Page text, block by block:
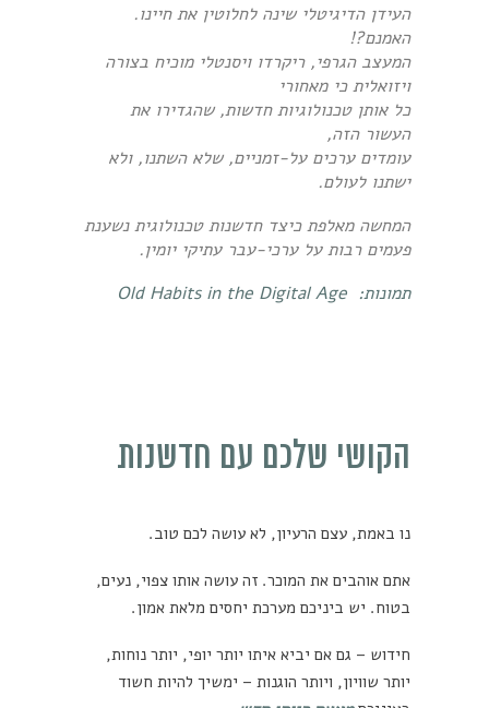
העידן הדיגיטלי שינה לחלוטין את חיינו.
האמנם?!
המעצב הגרפי, ריקרדו ויסנטלי מוכיח בצורה
ויזואלית כי מאחורי
כל אותן טכנולוגיות חדשות, שהגדירו את
העשור הזה,
עומדים ערכים על-זמניים, שלא השתנו, ולא
ישתנו לעולם.
המחשה מאלפת כיצד חדשנות טכנולוגית נשענת
פעמים רבות על ערכי-עבר עתיקי יומין.
תמונות:Old Habits in the Digital Age
הקושי שלכם עם חדשנות
נו באמת, עצם הרעיון, לא עושה לכם טוב.
אתם אוהבים את המוכר. זה עושה אותו צפוי, נעים,
בטוח. יש ביניכם מערכת יחסים מלאת אמון.
חידוש – גם אם יביא איתו יותר יופי, יותר נוחות,
יותר שוויון, ויותר הוגנות – ימשיך להיות חשוד